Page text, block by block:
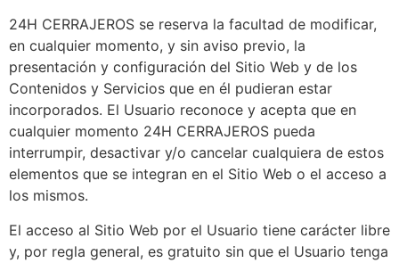
24H CERRAJEROS se reserva la facultad de modificar,
en cualquier momento, y sin aviso previo, la
presentación y configuración del Sitio Web y de los
Contenidos y Servicios que en él pudieran estar
incorporados. El Usuario reconoce y acepta que en
cualquier momento 24H CERRAJEROS pueda
interrumpir, desactivar y/o cancelar cualquiera de estos
elementos que se integran en el Sitio Web o el acceso a
los mismos.
El acceso al Sitio Web por el Usuario tiene carácter libre
y, por regla general, es gratuito sin que el Usuario tenga